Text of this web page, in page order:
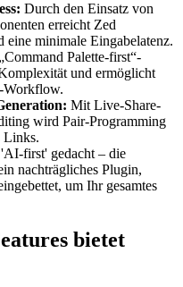
Durch den Einsatz von
erreicht Zed
eine minimale Eingabelatenz.
Palette-first“-
und ermöglicht
Workflow.
Mit Live-Share-
wird Pair-Programming
Links.
first' gedacht – die
nachträgliches Plugin,
um Ihr gesamtes
bietet